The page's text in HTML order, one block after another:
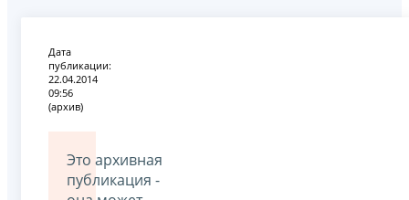
Дата
публикации:
22.04.2014
09:56
(архив)
Это архивная
публикация -